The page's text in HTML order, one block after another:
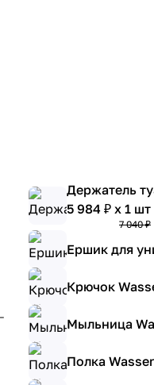
Держатель
5 984 ₽ x 1 шт
7 040 ₽
Ершик для
Крючок
Мыльница
Полка